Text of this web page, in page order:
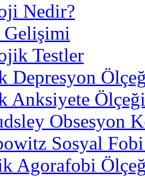
Nedir?
Gelişimi
Testler
Depresyon
Anksiyete Ölçeği
Obsesyon
Sosyal
Agorafobi